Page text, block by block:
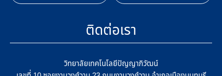
ติดต่อเรา
วิทยาลัยเทคโนโลยีปัญญาภิวัฒน์